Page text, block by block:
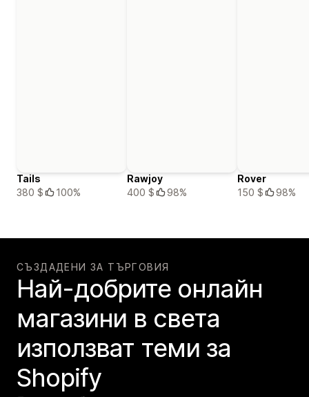
Tails
380 $
100%
Rawjoy
400 $
98%
Rover
150 $
98%
СЪЗДАДЕНИ ЗА ТЪРГОВИЯ
Най-добрите онлайн
магазини в света
използват теми за
Shopify